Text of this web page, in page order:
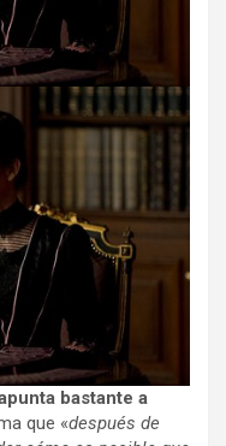
bastante a
que «después de